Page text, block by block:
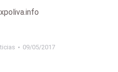
09/05/2017